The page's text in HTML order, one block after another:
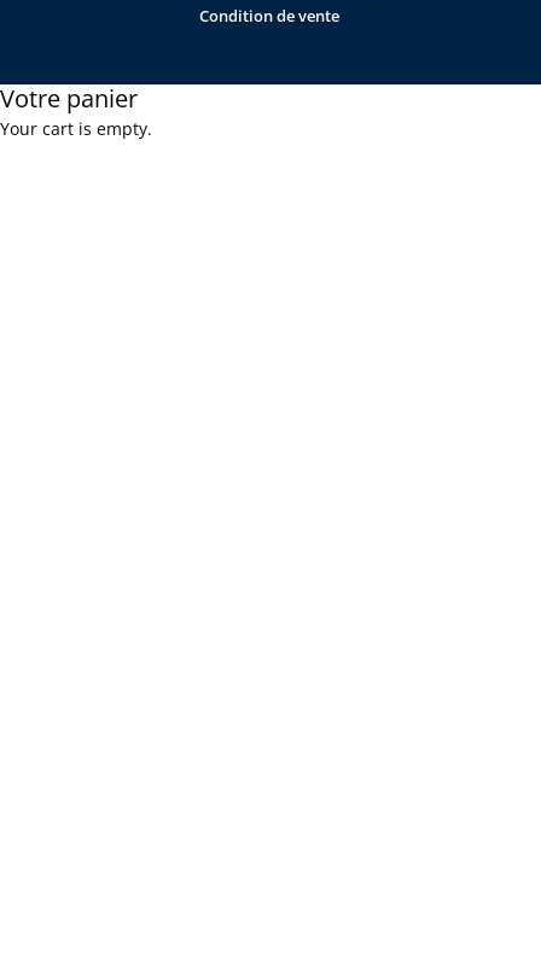
Condition de vente
Votre panier
Your cart is empty.